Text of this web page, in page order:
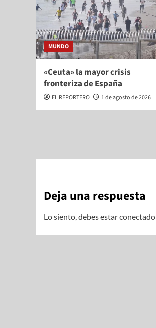
MUNDO
«Ceuta» la mayor crisis
fronteriza de España
EL REPORTERO 1 de agosto de 2026
Deja una respuesta
Lo siento, debes estarconectado